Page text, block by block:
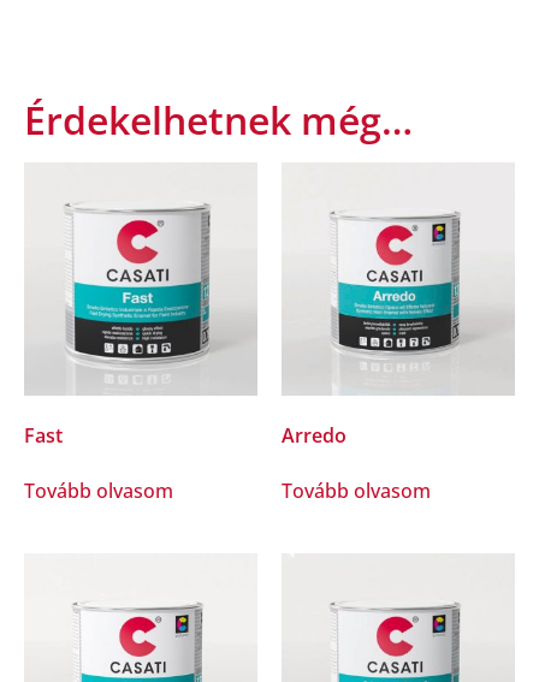
Érdekelhetnek még…
Fast
Tovább olvasom
Arredo
Tovább olvasom